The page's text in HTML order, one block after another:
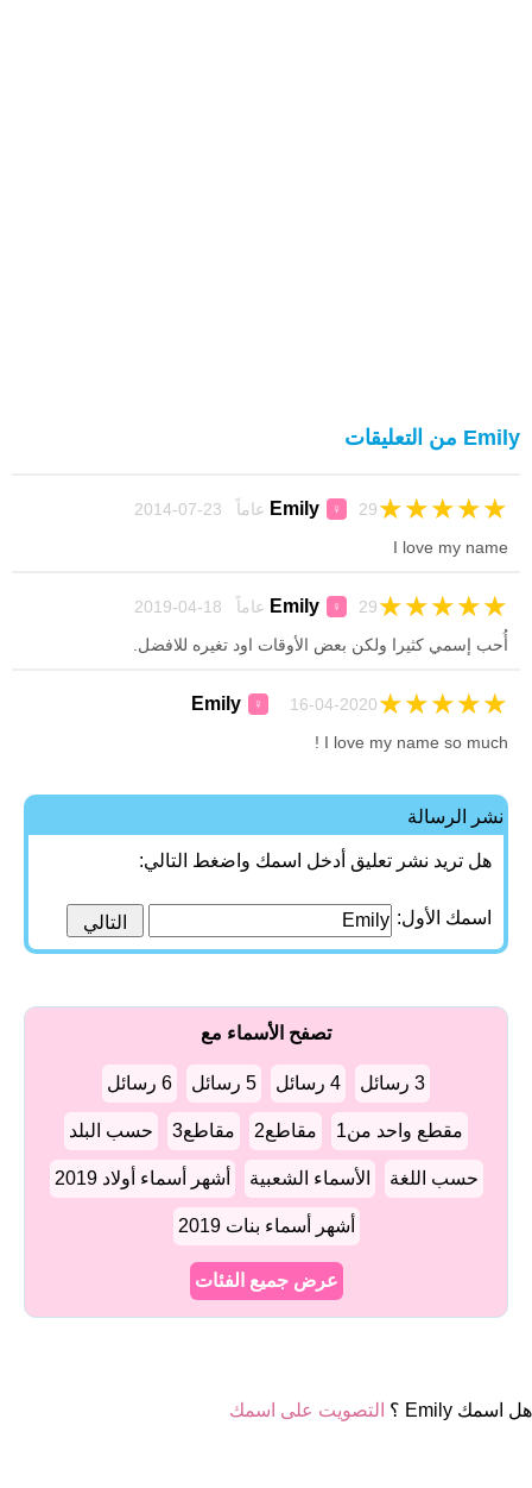
Emily من التعليقات
Emily ♀ 29 عاماً 23-07-2014 ★
★
★
★
★
I love my name
Emily ♀ 29 عاماً 18-04-2019 ★
★
★
★
★
أُحب إسمي كثيرا ولكن بعض الأوقات اود تغيره للافضل.
Emily ♀ 16-04-2020 ★
★
★
★
★
I love my name so much !
نشر الرسالة
هل تريد نشر تعليق أدخل اسمك واضغط التالي:
اسمك الأول:
تصفح الأسماء مع
3 رسائل 4 رسائل 5 رسائل 6 رسائل
مقطع واحد من1 مقاطع2 مقاطع3 حسب البلد
حسب اللغة الأسماء الشعبية أشهر أسماء أولاد 2019
أشهر أسماء بنات 2019
عرض جميع الفئات
هل اسمك Emily ؟ التصويت على اسمك